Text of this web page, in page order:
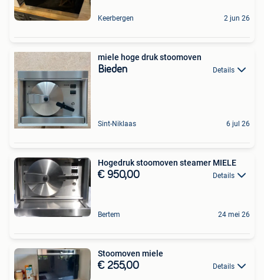
Keerbergen 2 jun 26
miele hoge druk stoomoven
Bieden Details
Sint-Niklaas 6 jul 26
Hogedruk stoomoven steamer MIELE
€ 950,00 Details
Bertem 24 mei 26
Stoomoven miele
€ 255,00 Details